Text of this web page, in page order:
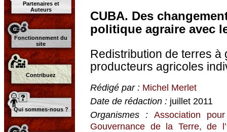
Partenaires et
Auteurs
Fonctionnement du
site
Contribuez
Qui sommes-nous ?
CUBA. Des
politique agraire avec
Redistribution de terres à
producteurs agricoles
Rédigé par : Michel Merlet
Date de rédaction : juillet 2011
Organismes : Association
Gouvernance de la Terre, de